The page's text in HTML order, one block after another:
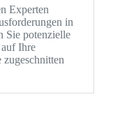
Experten
in
Sie potenzielle
Ihre